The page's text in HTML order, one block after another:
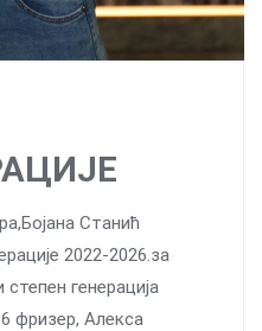
Станић
2022-2026.за
генерација
фризер, Алекса